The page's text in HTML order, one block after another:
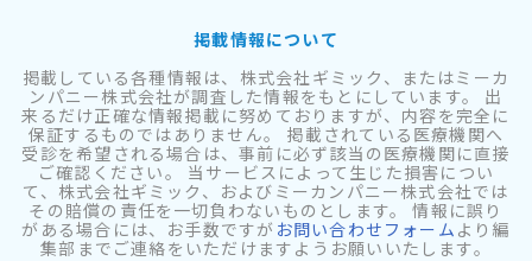
掲載情報について
掲載している各種情報は、株式会社ギミック、またはミーカ
ンパニー株式会社が調査した情報をもとにしています。 出
来るだけ正確な情報掲載に努めておりますが、内容を完全に
保証するものではありません。 掲載されている医療機関へ
受診を希望される場合は、事前に必ず該当の医療機関に直接
ご確認ください。 当サービスによって生じた損害につい
て、株式会社ギミック、およびミーカンパニー株式会社では
その賠償の責任を一切負わないものとします。 情報に誤り
がある場合には、お手数ですが お問い合わせフォーム より編
集部までご連絡をいただけますようお願いいたします。